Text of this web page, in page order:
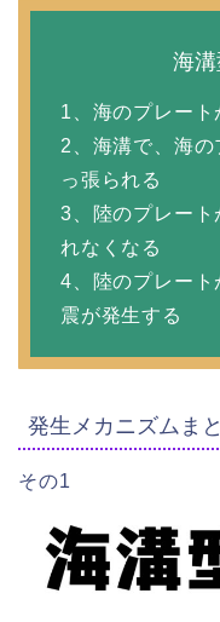
海
1、海のプレー
2、海溝で、海の
っ張られる
3、陸のプレート
れなくなる
4、陸のプレー
震が発生する
発生メカニズムま
その1